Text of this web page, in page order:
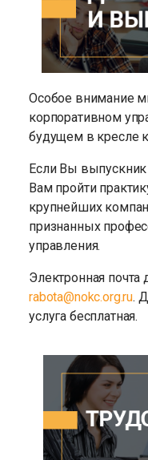
Особое внимание
корпоративном
будущем в кресле
Если Вы
Вам пройти
крупнейших
признанных
управления.
Электронная почта
rabota@nokc.org.ru.
услуга бесплатная.